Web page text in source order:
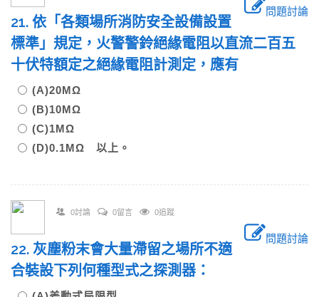
問題討論
21. 依「各類場所消防安全設備設置
標準」規定，火警警鈴絕緣電阻以直流二百五
十伏特額定之絕緣電阻計測定，應有
(A)20MΩ
(B)10MΩ
(C)1MΩ
(D)0.1MΩ 以上。
0討論 0留言 0追蹤
問題討論
22. 灰塵粉末會大量滯留之場所不適
合裝設下列何種型式之探測器：